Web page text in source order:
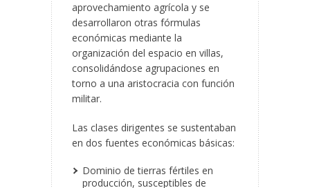
aprovechamiento agrícola y se
desarrollaron otras fórmulas
económicas mediante la
organización del espacio en villas,
consolidándose agrupaciones en
torno a una aristocracia con función
militar.
Las clases dirigentes se sustentaban
en dos fuentes económicas básicas:
Dominio de tierras fértiles en
producción, susceptibles de